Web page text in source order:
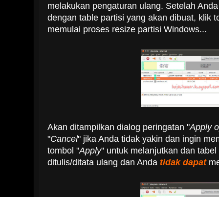
melakukan pengaturan ulang. Setelah
dengan table partisi yang akan dibuat, klik
memulai proses resize partisi Windows...
Akan ditampilkan dialog peringatan "Apply
"Cancel" jika Anda tidak yakin dan ingin
tombol "Apply" untuk melanjutkan dan
ditulis/ditata ulang dan Anda tidak dapat